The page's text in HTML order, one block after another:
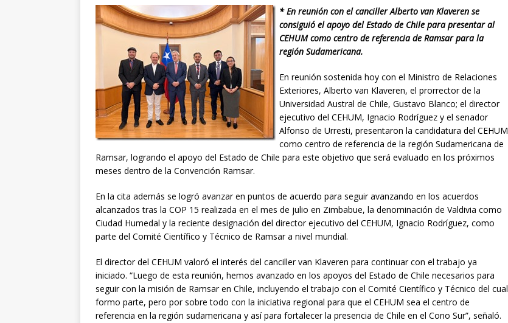
* En reunión con el canciller Alberto van Klaveren se
consiguió el apoyo del Estado de Chile para presentar al
CEHUM como centro de referencia de Ramsar para la
región Sudamericana.
En reunión sostenida hoy con el Ministro de Relaciones
Exteriores, Alberto van Klaveren, el prorrector de la
Universidad Austral de Chile, Gustavo Blanco; el director
ejecutivo del CEHUM, Ignacio Rodríguez y el senador
Alfonso de Urresti, presentaron la candidatura del CEHUM
como centro de referencia de la región Sudamericana de
Ramsar, logrando el apoyo del Estado de Chile para este objetivo que será evaluado en los próximos
meses dentro de la Convención Ramsar.
En la cita además se logró avanzar en puntos de acuerdo para seguir avanzando en los acuerdos
alcanzados tras la COP 15 realizada en el mes de julio en Zimbabue, la denominación de Valdivia como
Ciudad Humedal y la reciente designación del director ejecutivo del CEHUM, Ignacio Rodríguez, como
parte del Comité Científico y Técnico de Ramsar a nivel mundial.
El director del CEHUM valoró el interés del canciller van Klaveren para continuar con el trabajo ya
iniciado. “Luego de esta reunión, hemos avanzado en los apoyos del Estado de Chile necesarios para
seguir con la misión de Ramsar en Chile, incluyendo el trabajo con el Comité Científico y Técnico del cual
formo parte, pero por sobre todo con la iniciativa regional para que el CEHUM sea el centro de
referencia en la región sudamericana y así para fortalecer la presencia de Chile en el Cono Sur”, señaló.